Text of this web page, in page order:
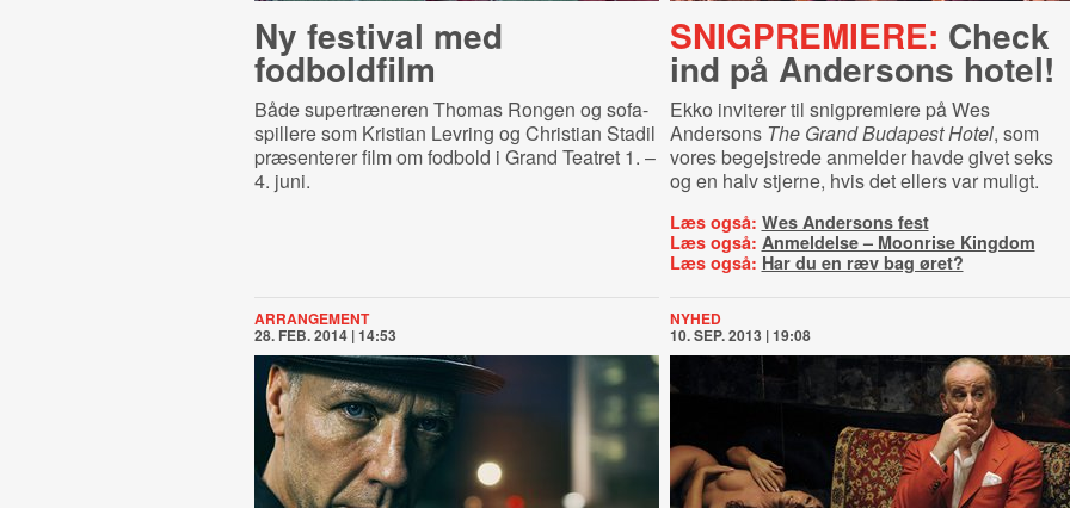
Ny festival med
fodboldfilm
Både supertræneren Thomas Rongen og sofa-
spillere som Kristian Levring og Christian Stadil
præsenterer film om fodbold i Grand Teatret 1. –
4. juni.
SNIGPREMIERE: Check
ind på Andersons hotel!
Ekko inviterer til snigpremiere på Wes
Andersons The Grand Budapest Hotel, som
vores begejstrede anmelder havde givet seks
og en halv stjerne, hvis det ellers var muligt.
Læs også: Wes Andersons fest
Læs også: Anmeldelse – Moonrise Kingdom
Læs også: Har du en ræv bag øret?
ARRANGEMENT
28. FEB. 2014 | 14:53
NYHED
10. SEP. 2013 | 19:08